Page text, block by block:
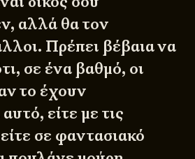
αλλά θα τον
Πρέπει βέβαια να
σε ένα βαθμό, οι
το έχουν
είτε με τις
σε φαντασιακό